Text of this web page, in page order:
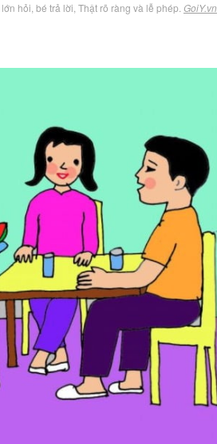
hỏi, bé trả lời, Thật rõ ràng và lễ phép. GoiY.vn